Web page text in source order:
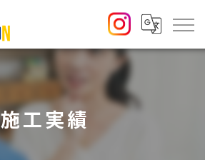
施工実績